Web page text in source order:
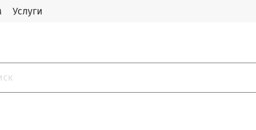
Услуги